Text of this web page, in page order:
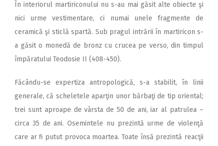
În interiorul martiriconului nu s-au mai găsit alte obiecte şi
nici urme vestimentare, ci numai unele fragmente de
ceramică şi sticlă spartă. Sub pragul intrării în martiricon s-
a găsit o monedă de bronz cu crucea pe verso, din timpul
împăratului Teodosie II (408-450).
Făcându-se expertiza antropologică, s-a stabilit, în linii
generale, că scheletele aparţin unor bărbaţi de tip oriental;
trei sunt aproape de vârsta de 50 de ani, iar al patrulea –
circa 35 de ani. Osemintele nu prezintă urme de violenţă
care ar fi putut provoca moartea. Toate însă prezintă reacţii